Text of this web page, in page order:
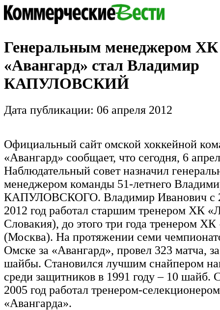
Генеральным менеджером ХК
«Авангард» стал Владимир
КАПУЛОВСКИЙ
Дата публикации: 06 апреля 2012
Официальный сайт омской хоккейной
«Авангард» сообщает, что сегодня, 6
Наблюдательный совет назначил
менеджером команды 51-летнего
КАПУЛОВСКОГО. Владимир Иванович с
2012 год работал старшим тренером ХК
Словакия), до этого три года тренером
(Москва). На протяжении семи
Омске за «Авангард», провел 323 матча,
шайбы. Становился лучшим снайпером
среди защитников в 1991 году – 10 шайб.
2005 год работал тренером-
«Авангарда».